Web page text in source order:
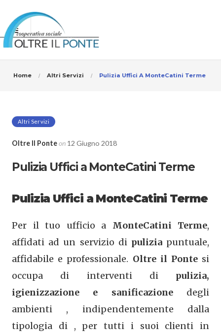
Home Altri Servizi Pulizia Uffici A MonteCatini Terme
Altri Servizi
Oltre Il Ponteon 12 Giugno 2018
Pulizia Uffici a MonteCatini Terme
Pulizia Uffici a MonteCatini Terme
Per il tuo ufficio a MonteCatini Terme,
affidati ad un servizio di pulizia puntuale,
affidabile e professionale. Oltre il Ponte si
occupa di interventi di pulizia,
igienizzazione e sanificazionedegli
ambienti , indipendentemente dalla
tipologia di , per tutti i suoi clienti in